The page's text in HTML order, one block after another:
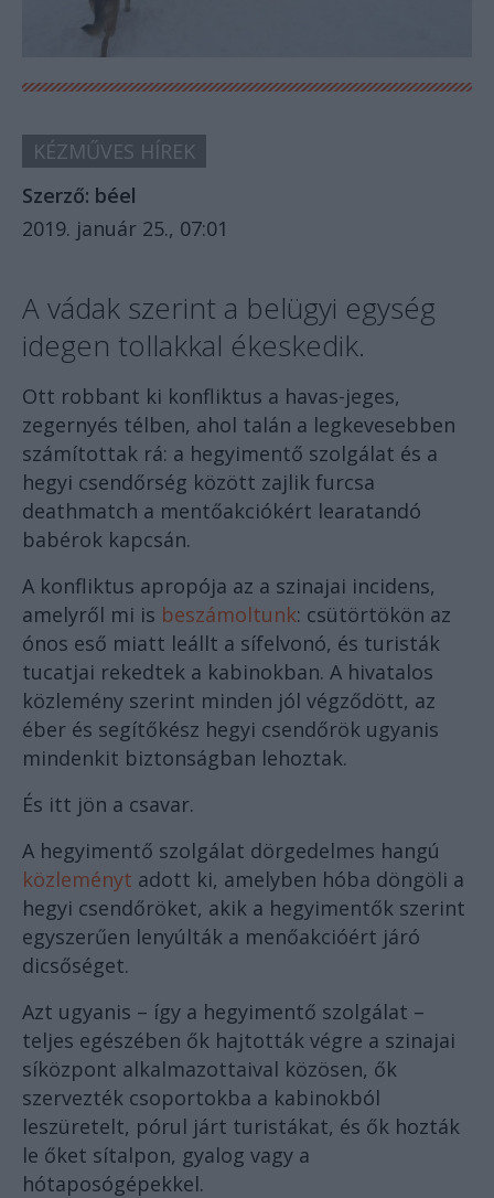
KÉZMŰVES HÍREK
Szerző: béel
2019. január 25., 07:01
A vádak szerint a belügyi egység
idegen tollakkal ékeskedik.
Ott robbant ki konfliktus a havas-jeges,
zegernyés télben, ahol talán a legkevesebben
számítottak rá: a hegyimentő szolgálat és a
hegyi csendőrség között zajlik furcsa
deathmatch a mentőakciókért learatandó
babérok kapcsán.
A konfliktus apropója az a szinajai incidens,
amelyről mi is beszámoltunk: csütörtökön az
ónos eső miatt leállt a sífelvonó, és turisták
tucatjai rekedtek a kabinokban. A hivatalos
közlemény szerint minden jól végződött, az
éber és segítőkész hegyi csendőrök ugyanis
mindenkit biztonságban lehoztak.
És itt jön a csavar.
A hegyimentő szolgálat dörgedelmes hangú
közleményt adott ki, amelyben hóba döngöli a
hegyi csendőröket, akik a hegyimentők szerint
egyszerűen lenyúlták a menőakcióért járó
dicsőséget.
Azt ugyanis – így a hegyimentő szolgálat –
teljes egészében ők hajtották végre a szinajai
síközpont alkalmazottaival közösen, ők
szervezték csoportokba a kabinokból
leszüretelt, pórul járt turistákat, és ők hozták
le őket sítalpon, gyalog vagy a
hótaposógépekkel.